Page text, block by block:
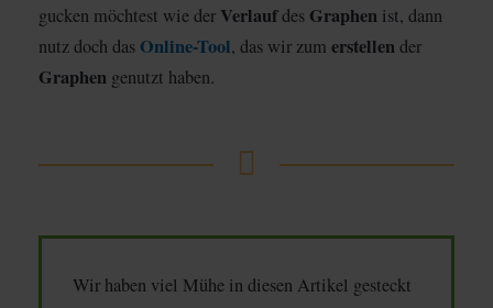
gucken möchtest wie der Verlaufdes Graphen ist, dann
nutz doch dasOnline-Tool, das wir zum erstellender
Graphen genutzt haben.
Wir haben viel Mühe in diesen Artikel gesteckt